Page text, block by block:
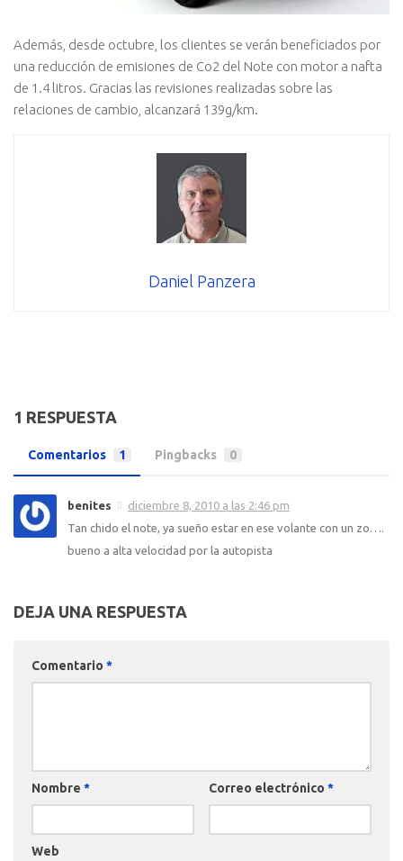
Además, desde octubre, los clientes se verán beneficiados por
una reducción de emisiones de Co2 del Note con motor a nafta
de 1.4 litros. Gracias las revisiones realizadas sobre las
relaciones de cambio, alcanzará 139g/km.
Daniel Panzera
1 RESPUESTA
Comentarios 1 Pingbacks 0
benites
diciembre 8, 2010 a las 2:46 pm
Tan chido el note, ya sueño estar en ese volante con un zo….
bueno a alta velocidad por la autopista
DEJA UNA RESPUESTA
Comentario *
Nombre * Correo electrónico *
Web